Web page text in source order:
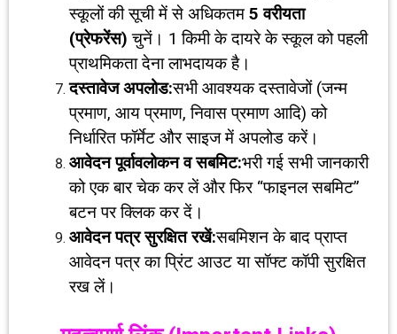
स्कूलों की सूची में से अधिकतम 5वरीयता
(प्रेफरेंस) चुनें। 1 किमी के दायरे के स्कूल को पहली
प्राथमिकता देना लाभदायक है।
दस्तावेज अपलोड:सभी आवश्यक दस्तावेजों (जन्म
प्रमाण, आय प्रमाण, निवास प्रमाण आदि) को
निर्धारित फॉर्मेट और साइज में अपलोड करें।
आवेदन पूर्वावलोकन व सबमिट:भरी गई सभी जानकारी
को एक बार चेक कर लें और फिर “फाइनल सबमिट”
बटन पर क्लिक कर दें।
आवेदन पत्र सुरक्षित रखें:सबमिशन के बाद प्राप्त
आवेदन पत्र का प्रिंट आउट या सॉफ्ट कॉपी सुरक्षित
रख लें।